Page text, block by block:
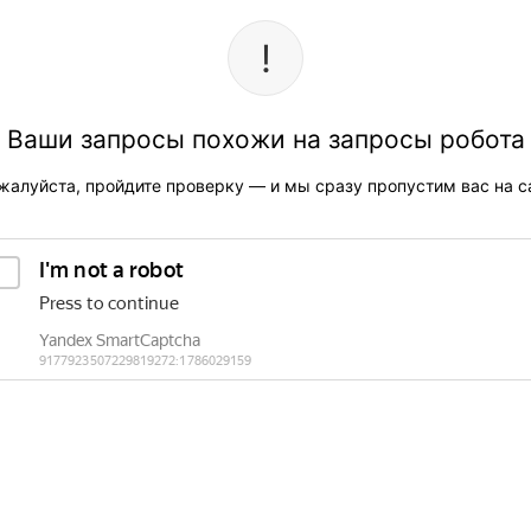
Ваши запросы похожи на запросы робота
пройдите проверку — и мы сразу пропустим вас на